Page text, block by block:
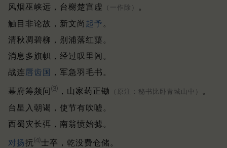
风烟巫峡远，台榭楚宫虚
（一作除）
。
触目非论故，新文尚 起予 。
清秋凋碧柳，别浦落红蕖。
消息多旗帜，经过叹里闾。
战连 唇齿国 ，军急羽毛书。
幕府筹频问 ⑶ ，山家药正锄 （原注：秘书比卧青城山中）
。
台星入朝谒，使节有吹嘘。
西蜀灾长弭，南翁愤始摅。
对扬抏⑷士卒，乾没费仓储。